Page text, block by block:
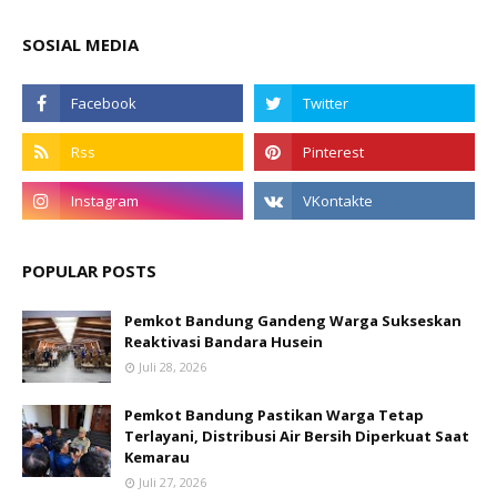
SOSIAL MEDIA
POPULAR POSTS
Pemkot Bandung Gandeng Warga Sukseskan
Reaktivasi Bandara Husein
Juli 28, 2026
Pemkot Bandung Pastikan Warga Tetap
Terlayani, Distribusi Air Bersih Diperkuat Saat
Kemarau
Juli 27, 2026